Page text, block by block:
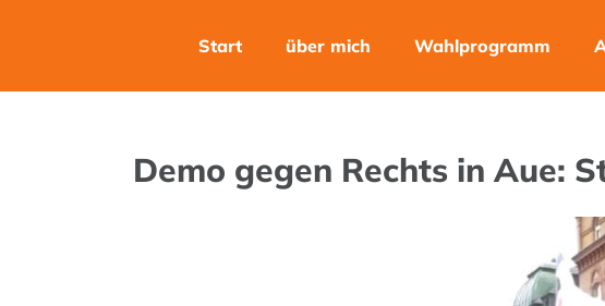
Start über mich Wahlprogramm
Demo gegen Rechts in Aue: